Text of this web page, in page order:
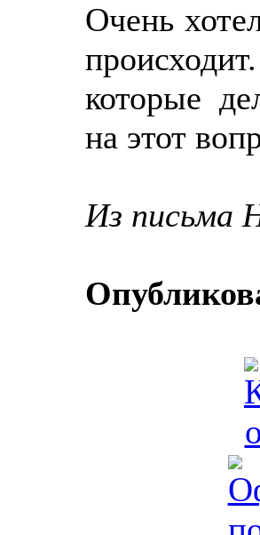
Очень
которые
на этот
Из письма